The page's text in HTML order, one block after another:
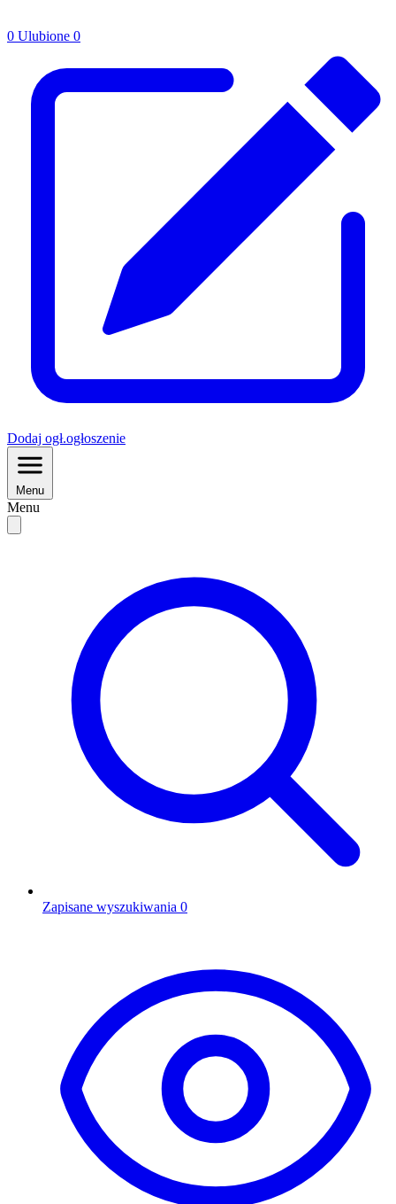
0 Ulubione 0
Dodaj ogł.ogłoszenie
Menu
Menu
Zapisane wyszukiwania 0